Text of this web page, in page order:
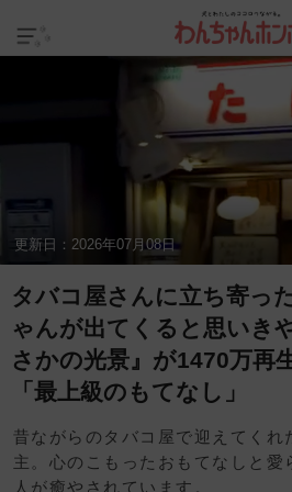
更新日： 2026年07月08日
タバコ屋さんに立ち寄っ
ゃんが出てくると思いき
さかの光景』が1470万再
「最上級のもてなし」
昔ながらのタバコ屋で迎えてくれ
主。心のこもったおもてなしと愛
人が癒やされています。